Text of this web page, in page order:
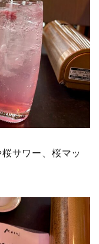
サワー、桜マッ